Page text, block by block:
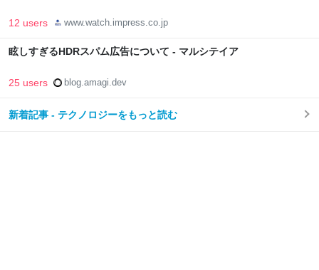
12 users www.watch.impress.co.jp
眩しすぎるHDRスパム広告について - マルシテイア
25 users blog.amagi.dev
新着記事 - テクノロジーをもっと読む